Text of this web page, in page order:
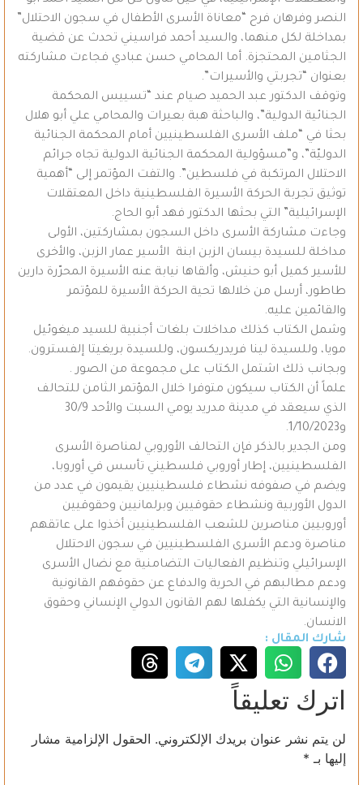
النصر وفرهان فرح “معاناة الأسرى الأطفال في سجون الاحتلال”
بمداخلة لكل منهما، والسيد أحمد فراسيني تحدث عن قضية
الجثامين المحتجزة. أما المحامي حسن عبادي فجاءت مشاركته
بعنوان “تجربتي والأسيرات”.
وتوقف الدكتور عبد الحميد صيام عند “تسييس المحكمة
الجنائية الدولية”، والباحثة هبة بعيرات والمحامي علي أبو هلال
بحثا في “ملف الأسرى الفلسطينيين أمام المحكمة الجنائية
الدوليّة”، و”مسؤولية المحكمة الجنائية الدولية تجاه جرائم
الاحتلال المرتكبة في فلسطين”. والتفت المؤتمر إلى “أهمية
توثيق تجربة الحركة الأسيرة الفلسطينية داخل المعتقلات
الإسرائيلية” التي بحثها الدكتور فهد أبو الحاج.
وجاءت مشاركة الأسرى داخل السجون بمشاركتين، الأولى
مداخلة للسيدة بيسان الزبن ابنة الأسير عمار الزبن، والأخرى
للأسير كميل أبو حنيش، وألقاها نيابة عنه الأسيرة المحرّرة دارين
طاطور، أرسل من خلالها تحية الحركة الأسيرة للمؤتمر
والقائمين عليه.
وشمل الكتاب كذلك مداخلات بلغات أجنبية للسيد ميغوئيل
مويا، وللسيدة لينا فريدريكسون، وللسيدة بريغيتا إلفسترون.
وبجانب ذلك اشتمل الكتاب على مجموعة من الصور .
علماً أن الكتاب سيكون متوفرا خلال المؤتمر الثامن للتحالف
الذي سيعقد في مدينة مدريد يومي السبت والأحد 30/9
و1/10/2023.
ومن الجدير بالذكر فإن التحالف الأوروبي لمناصرة الأسرى
الفلسطينيين، إطار أوروبي فلسطيني تأسس في أوروبا،
ويضم في صفوفه نشطاء فلسطينيين يقيمون في عدد من
الدول الأوربية ونشطاء حقوقيين وبرلمانيين وحقوقيين
أوروبيين مناصرين للشعب الفلسطينيين أخذوا على عاتقهم
مناصرة ودعم الأسرى الفلسطينيين في سجون الاحتلال
الإسرائيلي وتنظيم الفعاليات التضامنية مع نضال الأسرى
ودعم مطالبهم في الحرية والدفاع عن حقوقهم القانونية
والإنسانية التي يكفلها لهم القانون الدولي الإنساني وحقوق
الانسان.
شارك المقال :
اترك تعليقاً
لن يتم نشر عنوان بريدك الإلكتروني. الحقول الإلزامية مشار
إليها بـ *